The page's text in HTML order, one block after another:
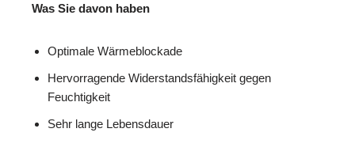
Was Sie davon haben
Optimale Wärmeblockade
Hervorragende Widerstandsfähigkeit gegen
Feuchtigkeit
Sehr lange Lebensdauer